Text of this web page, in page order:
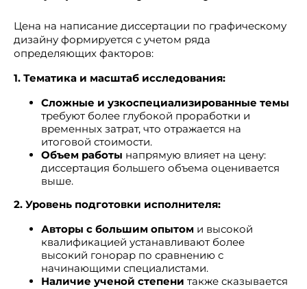
Цена на написание диссертации по графическому
дизайну формируется с учетом ряда
определяющих факторов:
1. Тематика и масштаб исследования:
Сложные и узкоспециализированные темы
требуют более глубокой проработки и
временных затрат, что отражается на
итоговой стоимости.
Объем работы напрямую влияет на цену:
диссертация большего объема оценивается
выше.
2. Уровень подготовки исполнителя:
Авторы с большим опытом и высокой
квалификацией устанавливают более
высокий гонорар по сравнению с
начинающими специалистами.
Наличие ученой степени также сказывается